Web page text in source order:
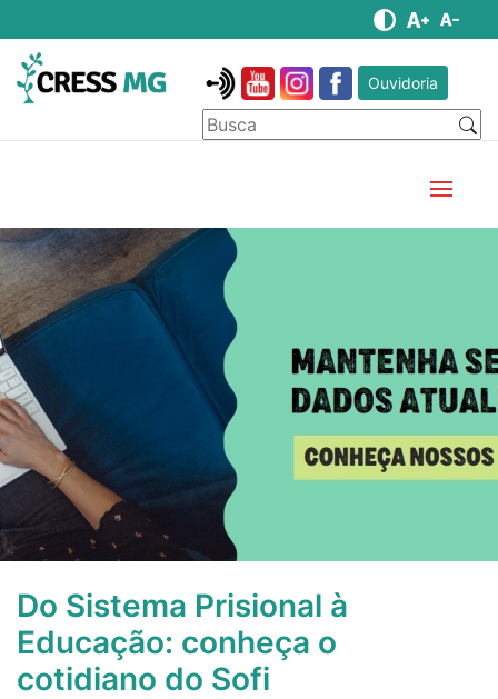
Ouvidoria
Do Sistema Prisional à
Educação: conheça o
cotidiano do Sofi